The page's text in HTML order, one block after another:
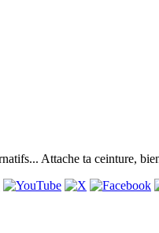
Attache ta ceinture,